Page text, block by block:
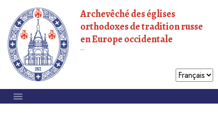
Archevêché des églises
orthodoxes de tradition russe
en Europe occidentale